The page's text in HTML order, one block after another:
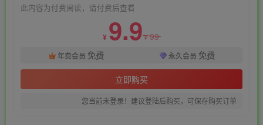
此内容为付费阅读，请付费后查看
¥ 9.9¥99
年费会员 免费 永久会员 免费
立即购买
您当前未登录！建议登陆后购买，可保存购买订单